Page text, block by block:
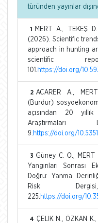
türünden yayınlar
1
MERT A., TEKEŞ
(2026). Scientific
approach in hunting
scientific
101. https://doi.org/
2 ACARER A.,
(Burdur)
açısından 20
9. https://doi.org/
3 Güney C. O.,
Yangınları Sonrası
Doğru: Yanma
Risk
225. https://doi.org/
4 ÇELİK N., ÖZKAN